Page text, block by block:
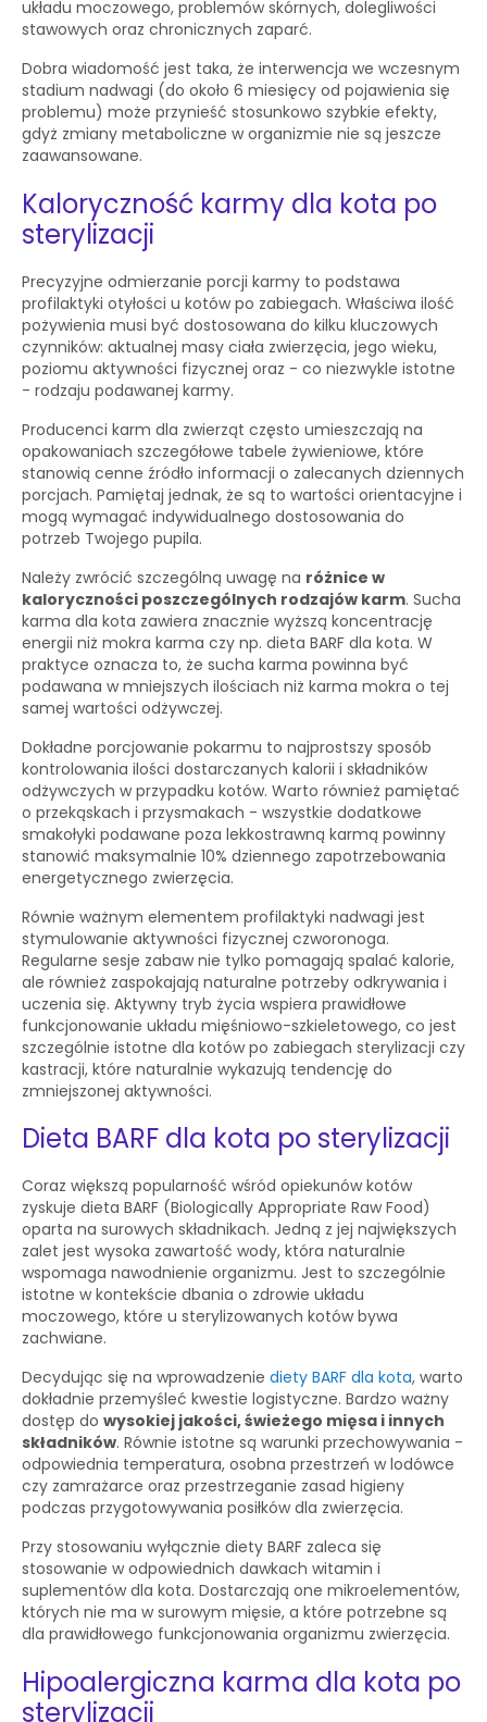
układu moczowego, problemów skórnych, dolegliwości
stawowych oraz chronicznych zaparć.
Dobra wiadomość jest taka, że interwencja we wczesnym
stadium nadwagi (do około 6 miesięcy od pojawienia się
problemu) może przynieść stosunkowo szybkie efekty,
gdyż zmiany metaboliczne w organizmie nie są jeszcze
zaawansowane.
Kaloryczność karmy dla kota po
sterylizacji
Precyzyjne odmierzanie porcji karmy to podstawa
profilaktyki otyłości u kotów po zabiegach. Właściwa ilość
pożywienia musi być dostosowana do kilku kluczowych
czynników: aktualnej masy ciała zwierzęcia, jego wieku,
poziomu aktywności fizycznej oraz - co niezwykle istotne
- rodzaju podawanej karmy.
Producenci karm dla zwierząt często umieszczają na
opakowaniach szczegółowe tabele żywieniowe, które
stanowią cenne źródło informacji o zalecanych dziennych
porcjach. Pamiętaj jednak, że są to wartości orientacyjne i
mogą wymagać indywidualnego dostosowania do
potrzeb Twojego pupila.
Należy zwrócić szczególną uwagę na różnice w
kaloryczności poszczególnych rodzajów karm. Sucha
karma dla kota zawiera znacznie wyższą koncentrację
energii niż mokra karma czy np. dieta BARF dla kota. W
praktyce oznacza to, że sucha karma powinna być
podawana w mniejszych ilościach niż karma mokra o tej
samej wartości odżywczej.
Dokładne porcjowanie pokarmu to najprostszy sposób
kontrolowania ilości dostarczanych kalorii i składników
odżywczych w przypadku kotów. Warto również pamiętać
o przekąskach i przysmakach - wszystkie dodatkowe
smakołyki podawane poza lekkostrawną karmą powinny
stanowić maksymalnie 10% dziennego zapotrzebowania
energetycznego zwierzęcia.
Równie ważnym elementem profilaktyki nadwagi jest
stymulowanie aktywności fizycznej czworonoga.
Regularne sesje zabaw nie tylko pomagają spalać kalorie,
ale również zaspokajają naturalne potrzeby odkrywania i
uczenia się. Aktywny tryb życia wspiera prawidłowe
funkcjonowanie układu mięśniowo-szkieletowego, co jest
szczególnie istotne dla kotów po zabiegach sterylizacji czy
kastracji, które naturalnie wykazują tendencję do
zmniejszonej aktywności.
Dieta BARF dla kota po sterylizacji
Coraz większą popularność wśród opiekunów kotów
zyskuje dieta BARF (Biologically Appropriate Raw Food)
oparta na surowych składnikach. Jedną z jej największych
zalet jest wysoka zawartość wody, która naturalnie
wspomaga nawodnienie organizmu. Jest to szczególnie
istotne w kontekście dbania o zdrowie układu
moczowego, które u sterylizowanych kotów bywa
zachwiane.
Decydując się na wprowadzenie diety BARF dla kota, warto
dokładnie przemyśleć kwestie logistyczne. Bardzo ważny
dostęp do wysokiej jakości, świeżego mięsa i innych
składników. Równie istotne są warunki przechowywania -
odpowiednia temperatura, osobna przestrzeń w lodówce
czy zamrażarce oraz przestrzeganie zasad higieny
podczas przygotowywania posiłków dla zwierzęcia.
Przy stosowaniu wyłącznie diety BARF zaleca się
stosowanie w odpowiednich dawkach witamin i
suplementów dla kota. Dostarczają one mikroelementów,
których nie ma w surowym mięsie, a które potrzebne są
dla prawidłowego funkcjonowania organizmu zwierzęcia.
Hipoalergiczna karma dla kota po
sterylizacji